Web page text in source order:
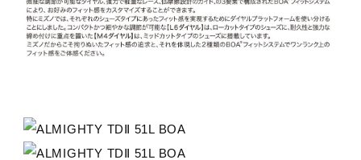
ミズノエナジーの中で最も柔らかさ
と反発性に優れたミッドソール素材
サイズ